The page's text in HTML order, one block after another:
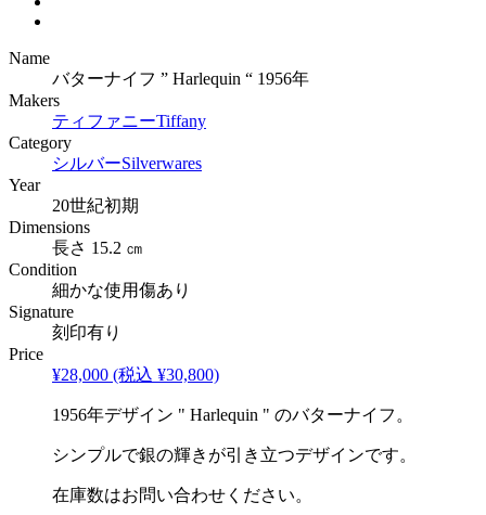
Name
バターナイフ ” Harlequin “ 1956年
Makers
ティファニーTiffany
Category
シルバーSilverwares
Year
20世紀初期
Dimensions
長さ 15.2 ㎝
Condition
細かな使用傷あり
Signature
刻印有り
Price
¥28,000 (税込 ¥30,800)
1956年デザイン " Harlequin " のバターナイフ。
シンプルで銀の輝きが引き立つデザインです。
在庫数はお問い合わせください。